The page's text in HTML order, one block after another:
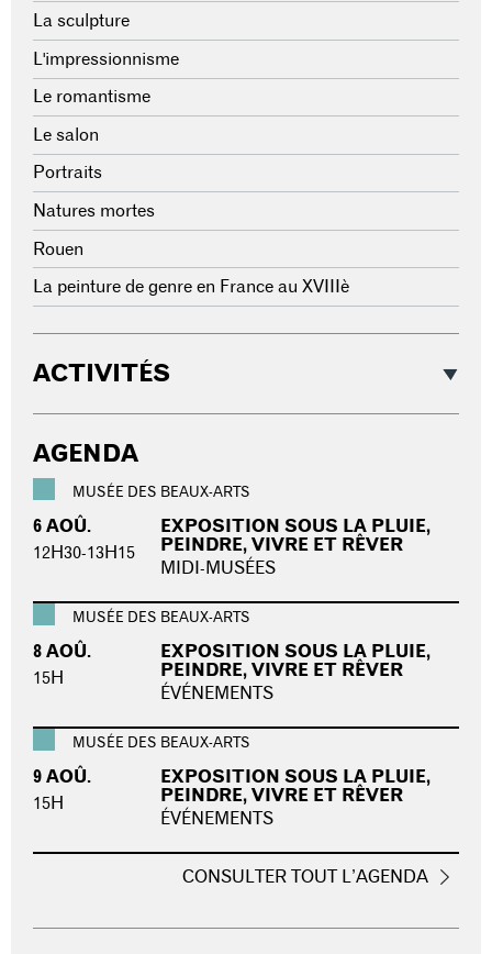
La sculpture
L'impressionnisme
Le romantisme
Le salon
Portraits
Natures mortes
Rouen
La peinture de genre en France au XVIIIè
ACTIVITÉS
AGENDA
MUSÉE DES BEAUX-ARTS
6 AOÛ.
12H30-13H15
EXPOSITION SOUS LA PLUIE,
PEINDRE, VIVRE ET RÊVER
MIDI-MUSÉES
MUSÉE DES BEAUX-ARTS
8 AOÛ.
15H
EXPOSITION SOUS LA PLUIE,
PEINDRE, VIVRE ET RÊVER
ÉVÉNEMENTS
MUSÉE DES BEAUX-ARTS
9 AOÛ.
15H
EXPOSITION SOUS LA PLUIE,
PEINDRE, VIVRE ET RÊVER
ÉVÉNEMENTS
CONSULTER TOUT L’AGENDA